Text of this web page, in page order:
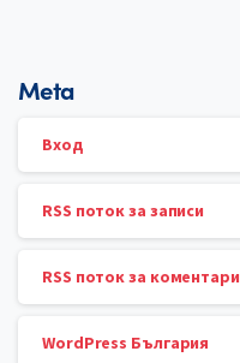
Meta
Вход
RSS поток за записи
RSS поток за коментари
WordPress България